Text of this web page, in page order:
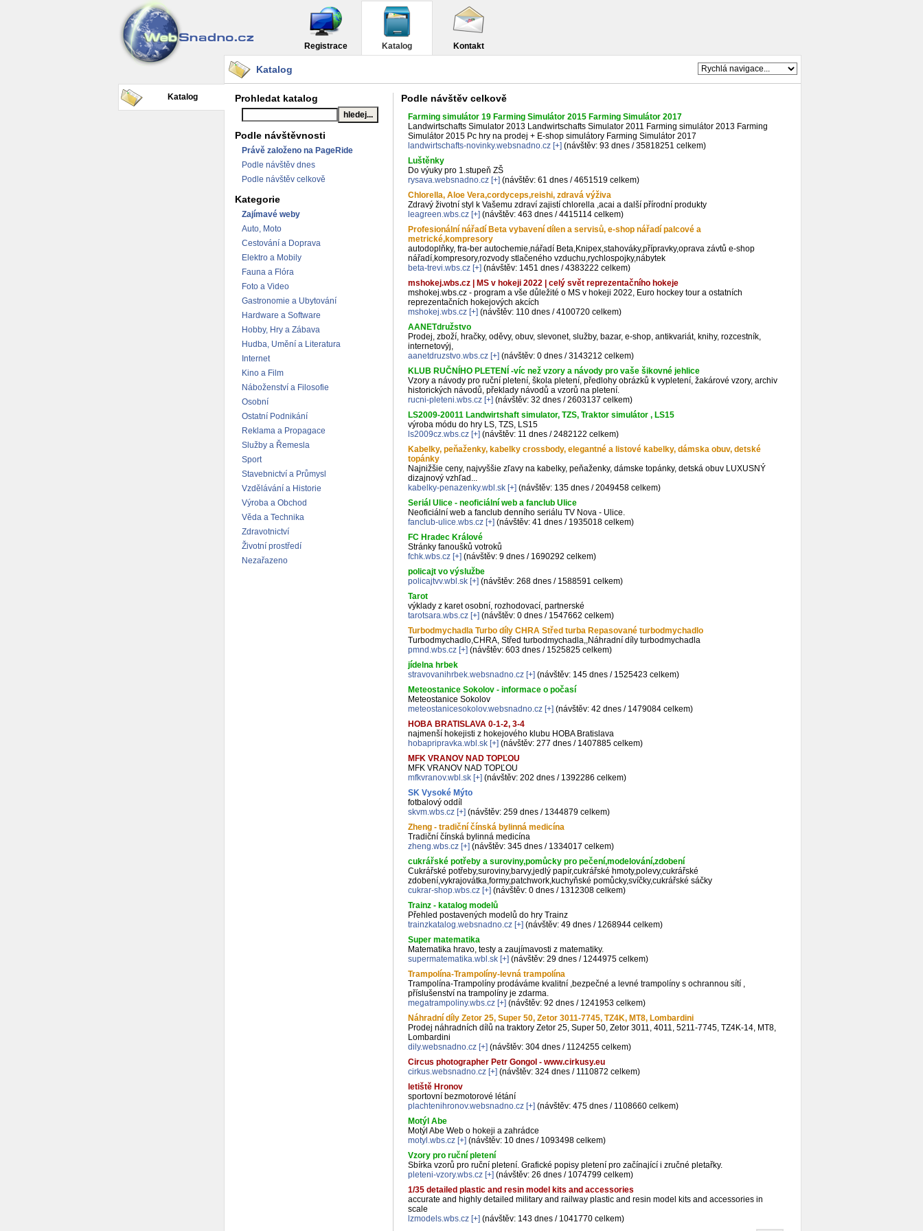
Registrace Katalog Kontakt
Katalog
Katalog
Prohledat katalog
Podle návštěvnosti
Právě založeno na PageRide
Podle návštěv dnes
Podle návštěv celkově
Kategorie
Zajímavé weby
Auto, Moto
Cestování a Doprava
Elektro a Mobily
Fauna a Flóra
Foto a Video
Gastronomie a Ubytování
Hardware a Software
Hobby, Hry a Zábava
Hudba, Umění a Literatura
Internet
Kino a Film
Náboženství a Filosofie
Osobní
Ostatní Podnikání
Reklama a Propagace
Služby a Řemesla
Sport
Stavebnictví a Průmysl
Vzdělávání a Historie
Výroba a Obchod
Věda a Technika
Zdravotnictví
Životní prostředí
Nezařazeno
Podle návštěv celkově
Farming simulátor 19 Farming Simulátor 2015 Farming Simulátor 2017
Landwirtschafts Simulator 2013 Landwirtschafts Simulator 2011 Farming simulátor 2013 Farming
Simulátor 2015 Pc hry na prodej + E-shop simulátory Farming Simulátor 2017
landwirtschafts-novinky.websnadno.cz [+] (návštěv: 93 dnes / 35818251 celkem)
Luštěnky
Do výuky pro 1.stupeň ZŠ
rysava.websnadno.cz [+] (návštěv: 61 dnes / 4651519 celkem)
Chlorella, Aloe Vera,cordyceps,reishi, zdravá výživa
Zdravý životní styl k Vašemu zdraví zajistí chlorella ,acai a další přírodní produkty
leagreen.wbs.cz [+] (návštěv: 463 dnes / 4415114 celkem)
Profesionální nářadí Beta vybavení dílen a servisů, e-shop nářadí palcové a
metrické,kompresory
autodoplňky, fra-ber autochemie,nářadí Beta,Knipex,stahováky,přípravky,oprava závtů e-shop
nářadí,kompresory,rozvody stlačeného vzduchu,rychlospojky,nábytek
beta-trevi.wbs.cz [+] (návštěv: 1451 dnes / 4383222 celkem)
mshokej.wbs.cz | MS v hokeji 2022 | celý svět reprezentačního hokeje
mshokej.wbs.cz - program a vše důležité o MS v hokeji 2022, Euro hockey tour a ostatních
reprezentačních hokejových akcích
mshokej.wbs.cz [+] (návštěv: 110 dnes / 4100720 celkem)
AANETdružstvo
Prodej, zboží, hračky, oděvy, obuv, slevonet, služby, bazar, e-shop, antikvariát, knihy, rozcestník,
internetovýj,
aanetdruzstvo.wbs.cz [+] (návštěv: 0 dnes / 3143212 celkem)
KLUB RUČNÍHO PLETENÍ -víc než vzory a návody pro vaše šikovné jehlice
Vzory a návody pro ruční pletení, škola pletení, předlohy obrázků k vypletení, žakárové vzory, archiv
historických návodů, překlady návodů a vzorů na pletení.
rucni-pleteni.wbs.cz [+] (návštěv: 32 dnes / 2603137 celkem)
LS2009-20011 Landwirtshaft simulator, TZS, Traktor simulátor , LS15
výroba módu do hry LS, TZS, LS15
ls2009cz.wbs.cz [+] (návštěv: 11 dnes / 2482122 celkem)
Kabelky, peňaženky, kabelky crossbody, elegantné a listové kabelky, dámska obuv, detské
topánky
Najnižšie ceny, najvyššie zľavy na kabelky, peňaženky, dámske topánky, detská obuv LUXUSNÝ
dizajnový vzhľad...
kabelky-penazenky.wbl.sk [+] (návštěv: 135 dnes / 2049458 celkem)
Seriál Ulice - neoficiální web a fanclub Ulice
Neoficiální web a fanclub denního seriálu TV Nova - Ulice.
fanclub-ulice.wbs.cz [+] (návštěv: 41 dnes / 1935018 celkem)
FC Hradec Králové
Stránky fanoušků votroků
fchk.wbs.cz [+] (návštěv: 9 dnes / 1690292 celkem)
policajt vo výslužbe
policajtvv.wbl.sk [+] (návštěv: 268 dnes / 1588591 celkem)
Tarot
výklady z karet osobní, rozhodovací, partnerské
tarotsara.wbs.cz [+] (návštěv: 0 dnes / 1547662 celkem)
Turbodmychadla Turbo díly CHRA Střed turba Repasované turbodmychadlo
Turbodmychadlo,CHRA, Střed turbodmychadla,,Náhradní díly turbodmychadla
pmnd.wbs.cz [+] (návštěv: 603 dnes / 1525825 celkem)
jídelna hrbek
stravovanihrbek.websnadno.cz [+] (návštěv: 145 dnes / 1525423 celkem)
Meteostanice Sokolov - informace o počasí
Meteostanice Sokolov
meteostanicesokolov.websnadno.cz [+] (návštěv: 42 dnes / 1479084 celkem)
HOBA BRATISLAVA 0-1-2, 3-4
najmenší hokejisti z hokejového klubu HOBA Bratislava
hobapripravka.wbl.sk [+] (návštěv: 277 dnes / 1407885 celkem)
MFK VRANOV NAD TOPĽOU
MFK VRANOV NAD TOPĽOU
mfkvranov.wbl.sk [+] (návštěv: 202 dnes / 1392286 celkem)
SK Vysoké Mýto
fotbalový oddíl
skvm.wbs.cz [+] (návštěv: 259 dnes / 1344879 celkem)
Zheng - tradiční čínská bylinná medicína
Tradiční čínská bylinná medicína
zheng.wbs.cz [+] (návštěv: 345 dnes / 1334017 celkem)
cukrářské potřeby a suroviny,pomůcky pro pečení,modelování,zdobení
Cukrářské potřeby,suroviny,barvy,jedlý papír,cukrářské hmoty,polevy,cukrářské
zdobení,vykrajovátka,formy,patchwork,kuchyňské pomůcky,svíčky,cukrářské sáčky
cukrar-shop.wbs.cz [+] (návštěv: 0 dnes / 1312308 celkem)
Trainz - katalog modelů
Přehled postavených modelů do hry Trainz
trainzkatalog.websnadno.cz [+] (návštěv: 49 dnes / 1268944 celkem)
Super matematika
Matematika hravo, testy a zaujímavosti z matematiky.
supermatematika.wbl.sk [+] (návštěv: 29 dnes / 1244975 celkem)
Trampolína-Trampolíny-levná trampolína
Trampolína-Trampolíny prodáváme kvalitní ,bezpečné a levné trampolíny s ochrannou sítí ,
příslušenství na trampolíny je zdarma.
megatrampoliny.wbs.cz [+] (návštěv: 92 dnes / 1241953 celkem)
Náhradní díly Zetor 25, Super 50, Zetor 3011-7745, TZ4K, MT8, Lombardini
Prodej náhradních dílů na traktory Zetor 25, Super 50, Zetor 3011, 4011, 5211-7745, TZ4K-14, MT8,
Lombardini
dily.websnadno.cz [+] (návštěv: 304 dnes / 1124255 celkem)
Circus photographer Petr Gongol - www.cirkusy.eu
cirkus.websnadno.cz [+] (návštěv: 324 dnes / 1110872 celkem)
letiště Hronov
sportovní bezmotorové létání
plachtenihronov.websnadno.cz [+] (návštěv: 475 dnes / 1108660 celkem)
Motýl Abe
Motýl Abe Web o hokeji a zahrádce
motyl.wbs.cz [+] (návštěv: 10 dnes / 1093498 celkem)
Vzory pro ruční pletení
Sbírka vzorů pro ruční pletení. Grafické popisy pletení pro začínající i zručné pletařky.
pleteni-vzory.wbs.cz [+] (návštěv: 26 dnes / 1074799 celkem)
1/35 detailed plastic and resin model kits and accessories
accurate and highly detailed military and railway plastic and resin model kits and accessories in
scale
lzmodels.wbs.cz [+] (návštěv: 143 dnes / 1041770 celkem)